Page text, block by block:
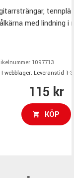
med lindning i
1097713
I webblager. Leveranstid 1-
115 kr
KÖP